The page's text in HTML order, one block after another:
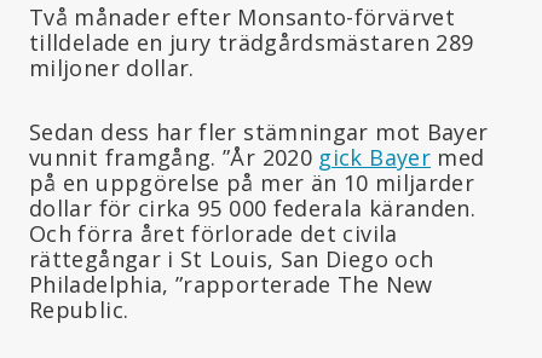
Två månader efter Monsanto-förvärvet
tilldelade en jury trädgårdsmästaren 289
miljoner dollar.
Sedan dess har fler stämningar mot Bayer
vunnit framgång. ”År 2020 gick Bayermed
på en uppgörelse på mer än 10 miljarder
dollar för cirka 95 000 federala käranden.
Och förra året förlorade det civila
rättegångar i St Louis, San Diego och
Philadelphia, ”rapporterade The New
Republic.